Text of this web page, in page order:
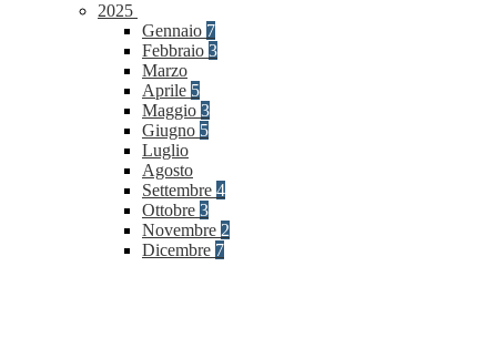
2025
Gennaio 7
Febbraio 3
Marzo
Aprile 5
Maggio 3
Giugno 5
Luglio
Agosto
Settembre 4
Ottobre 3
Novembre 2
Dicembre 7